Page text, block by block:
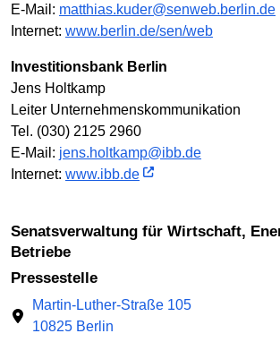
E-Mail: matthias.kuder@senweb.berlin.de
Internet: www.berlin.de/sen/web
Investitionsbank Berlin
Jens Holtkamp
Leiter Unternehmenskommunikation
Tel. (030) 2125 2960
E-Mail: jens.holtkamp@ibb.de
Internet: www.ibb.de
Senatsverwaltung für Wirtschaft, Energie und
Betriebe
Pressestelle
Martin-Luther-Straße 105
10825 Berlin